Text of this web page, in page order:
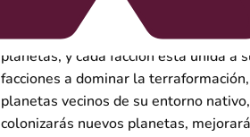
catorce facciones distintas que
necesidades ambientales diferentes
planetas, y cada facción está unida a
facciones a dominar la
planetas vecinos de su entorno
colonizarás nuevos planetas,